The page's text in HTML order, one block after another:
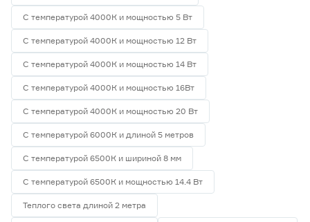
С температурой 4000К и мощностью 5 Вт
С температурой 4000К и мощностью 12 Вт
С температурой 4000К и мощностью 14 Вт
С температурой 4000К и мощностью 16Вт
С температурой 4000К и мощностью 20 Вт
С температурой 6000К и длиной 5 метров
С температурой 6500К и шириной 8 мм
С температурой 6500К и мощностью 14.4 Вт
Теплого света длиной 2 метра